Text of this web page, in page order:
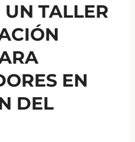
TALLER
EN
DEL